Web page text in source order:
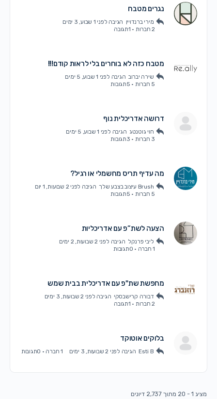
נגרים מטבח
מירי ברנדויין הגיבהלפני 1 שבוע, 3 ימים
· 1תגובה
מטבח כזה לא בוחרים בלי לראות קודם!!!
שירה יברוב הגיבהלפני 1 שבוע, 5 ימים
· 5תגובות
דרושה אדריכלית נוף
חוי גוטנטג הגיבהלפני 1 שבוע, 5 ימים
· 3תגובות
מה עדיף תריס מחשמלי או רגיל?
Brush עיצוב בצבע שלך הגיבהלפני 2 שבועות, 1 יום
· 5תגובות
הצעה לשת”פ עם אדריכליות
ליבי פרנקל הגיבהלפני 2 שבועות, 2 ימים
· 0תגובות
מחפשת שת"פ עם אדריכלית בבית שמש
דבורה קרישבסקי הגיבהלפני 2 שבועות, 3 ימים
· 1תגובה
בלוקים אוטוקד
Esti B הגיבהלפני 2 שבועות, 3 ימים 1 חברה · 0תגובות
מציג 1 - 20 מתוך 2,737 דיונים